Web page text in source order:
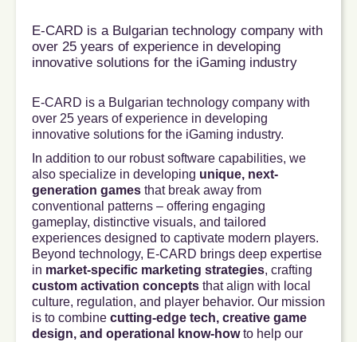
E-CARD is a Bulgarian technology company with
over 25 years of experience in developing
innovative solutions for the iGaming industry
E-CARD is a Bulgarian technology company with
over 25 years of experience in developing
innovative solutions for the iGaming industry.
In addition to our robust software capabilities, we
also specialize in developing unique, next-
generation games that break away from
conventional patterns – offering engaging
gameplay, distinctive visuals, and tailored
experiences designed to captivate modern players.
Beyond technology, E-CARD brings deep expertise
in market-specific marketing strategies, crafting
custom activation concepts that align with local
culture, regulation, and player behavior. Our mission
is to combine cutting-edge tech, creative game
design, and operational know-howto help our